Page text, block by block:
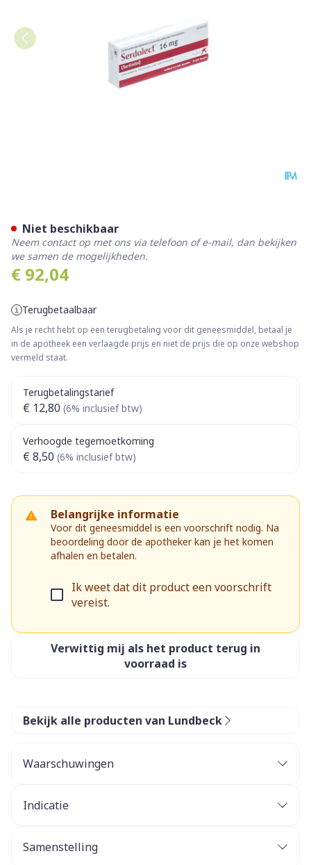
€ 92,04
Terugbetaalbaar
Als je recht hebt op een terugbetaling voor dit geneesmiddel, betaal je
in de apotheek een verlaagde prijs en niet de prijs die op onze webshop
vermeld staat.
Terugbetalingstarief
€ 12,80 (6% inclusief btw)
Verhoogde tegemoetkoming
€ 8,50 (6% inclusief btw)
Belangrijke informatie
Voor dit geneesmiddel is een voorschrift nodig. Na
beoordeling door de apotheker kan je het komen
afhalen en betalen.
Ik weet dat dit product een voorschrift
vereist.
Verwittig mij als het product terug in
voorraad is
Niet beschikbaar
Neem contact op met ons via telefoon of e-mail, dan bekijken
we samen de mogelijkheden.
Bekijk alle producten van Lundbeck
Waarschuwingen
Indicatie
Samenstelling